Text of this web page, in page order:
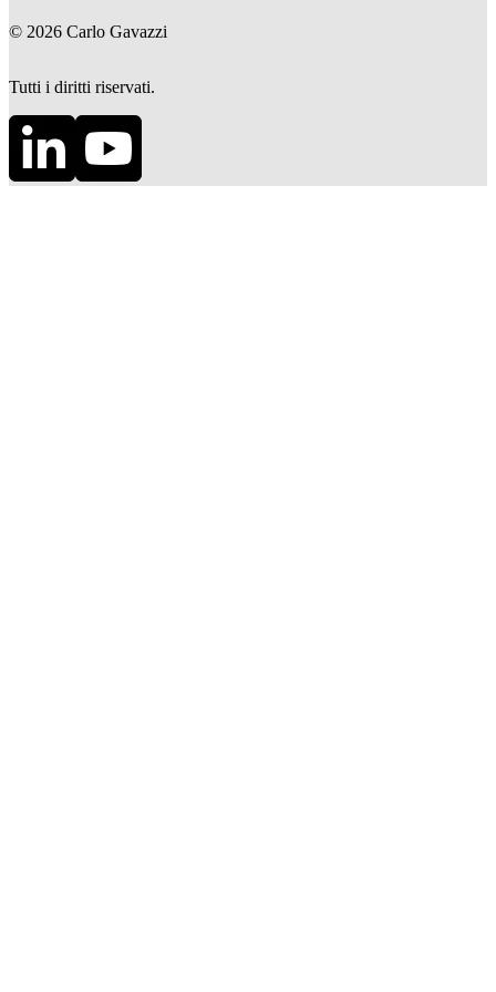
© 2026 Carlo Gavazzi
Tutti i diritti riservati.